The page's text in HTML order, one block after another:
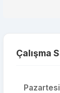
Çalışma
Pazartesi